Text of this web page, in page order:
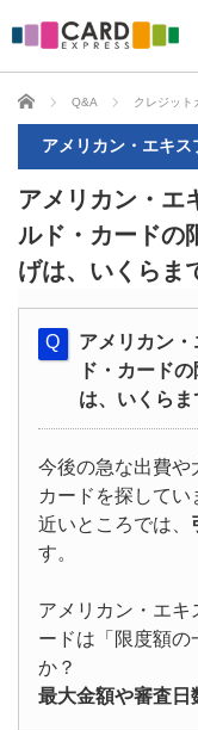
CARD EXPRESS
Q&A クレジット
アメリカン・エキ
アメリカン・エ
ルド・カードの
げは、いくらま
アメリカン
ド・カード
は、いくらま
今後の急な出費や
カードを探してい
近いところでは、
す。
アメリカン・エキ
ードは「限度額の
か？
最大金額や審査日